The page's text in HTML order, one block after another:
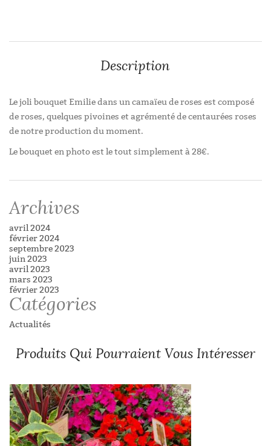
Description
Le joli bouquet Emilie dans un camaïeu de roses est composé
de roses, quelques pivoines et agrémenté de centaurées roses
de notre production du moment.
Le bouquet en photo est le tout simplement à 28€.
Archives
avril 2024
février 2024
septembre 2023
juin 2023
avril 2023
mars 2023
février 2023
Catégories
Actualités
Produits Qui Pourraient Vous Intéresser